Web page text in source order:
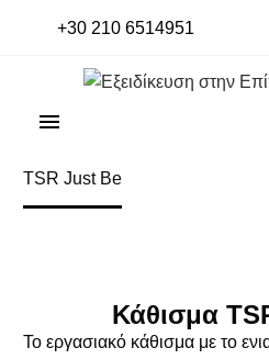
+30 210 6514951
TSR Just Be
Κάθισμα
Το εργασιακό κάθισμα με το